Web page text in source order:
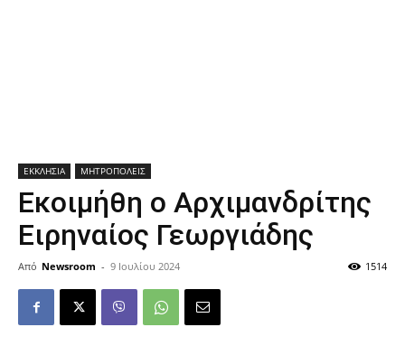
ΕΚΚΛΗΣΙΑ ΜΗΤΡΟΠΟΛΕΙΣ
Εκοιμήθη ο Αρχιμανδρίτης
Ειρηναίος Γεωργιάδης
Από Newsroom - 9 Ιουλίου 2024 1514